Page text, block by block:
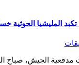
المليشيا الحوثية
مدفعية الجيش، صباح